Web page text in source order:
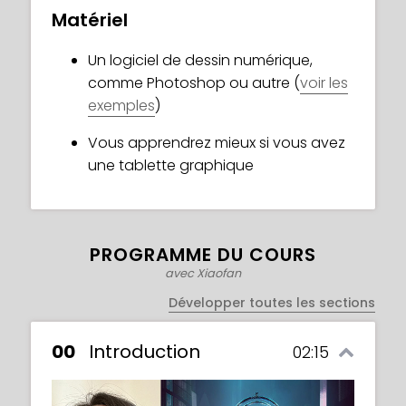
compositions équilibrées avec la
Avec les compétences que vous
acquerrez dans ce cours, elles prendront
vie sur votre toile et éblouiront le monde !
Inscrivez-vous dès maintenant !
Matériel
Un logiciel de dessin numérique,
comme Photoshop ou autre (voir les
exemples)
Vous apprendrez mieux si vous avez
une tablette graphique
PROGRAMME DU COURS
avec Xiaofan
Développer toutes les sections
00 Introduction 02:15